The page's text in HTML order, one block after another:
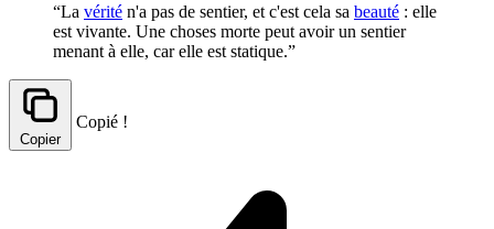
“La vérité n'a pas de sentier, et c'est cela sa beauté : elle
est vivante. Une choses morte peut avoir un sentier
menant à elle, car elle est statique.”
Copier
Copié !